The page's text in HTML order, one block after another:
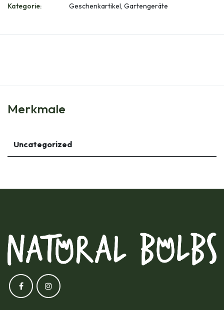
Kategorie: Geschenkartikel, Gartengeräte
Merkmale
Uncategorized